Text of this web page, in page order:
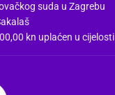
suda u Zagrebu
kn uplaćen u cijelosti